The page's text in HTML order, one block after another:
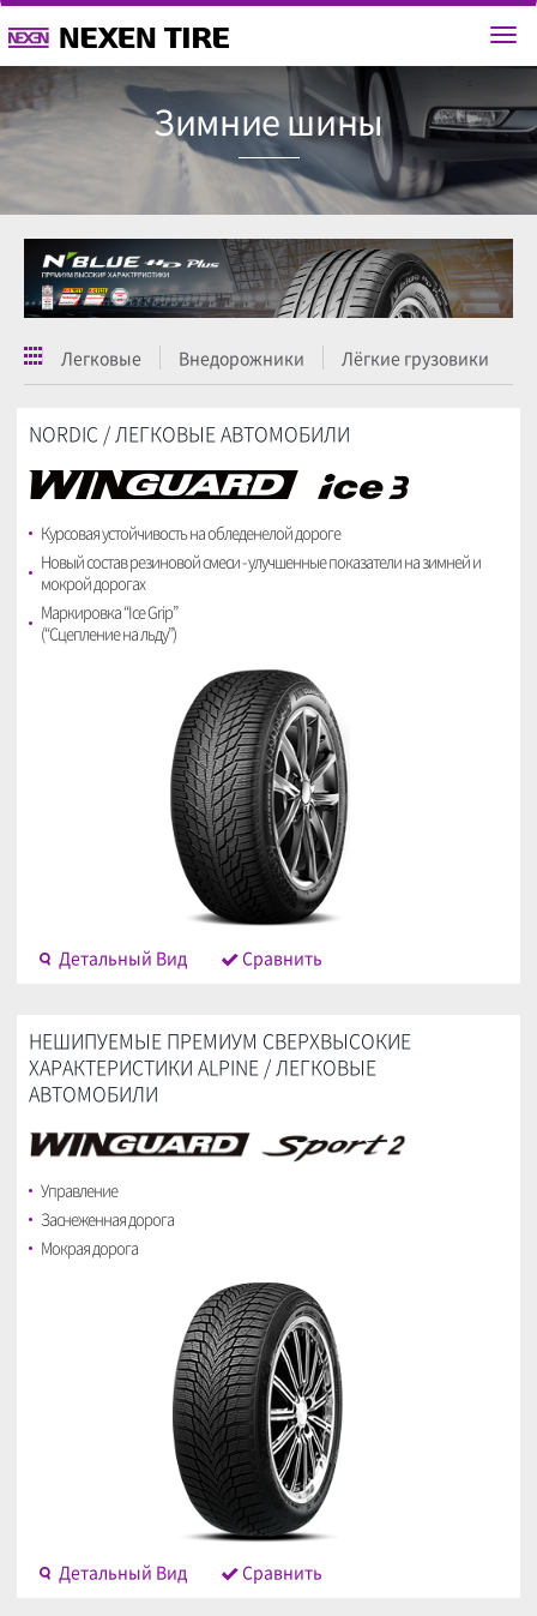
Зимние
Легковые Внедорожники Лёгкие грузовики
NORDIC / ЛЕГКОВЫЕ АВТОМОБИЛИ
Курсовая устойчивость на обледенелой дороге
Новый состав резиновой смеси - улучшенные показатели на зимней и
мокрой дорогах
Маркировка “Ice Grip”
(“Сцепление на льду”)
Детальный Bид Cравнить
НЕШИПУЕМЫЕ ПРЕМИУМ СВЕРХВЫСОКИЕ
ХАРАКТЕРИСТИКИ ALPINE / ЛЕГКОВЫЕ
АВТОМОБИЛИ
Управление
Заснеженная дорога
Мокрая дорога
Детальный Bид Cравнить